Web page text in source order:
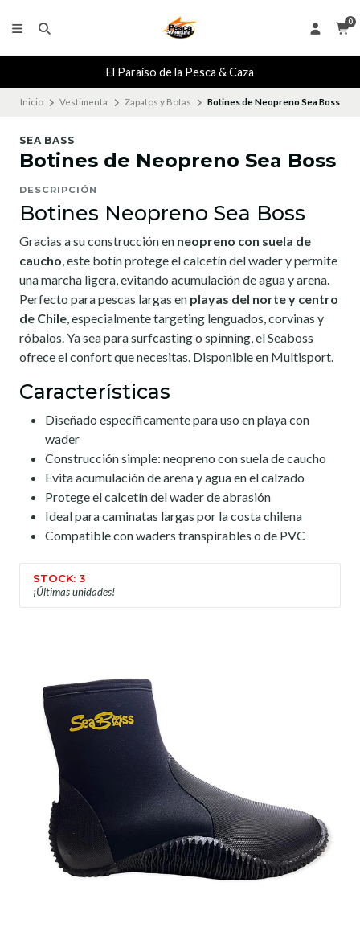
0
El Paraiso de la Pesca & Caza
Inicio Vestimenta Zapatos y Botas Botines de Neopreno Sea Boss
SEA BASS
Botines de Neopreno Sea Boss
DESCRIPCIÓN
Botines Neopreno Sea Boss
Gracias a su construcción en neopreno con suela de
caucho, este botín protege el calcetín del wader y permite
una marcha ligera, evitando acumulación de agua y arena.
Perfecto para pescas largas en playas del norte y centro
de Chile, especialmente targeting lenguados, corvinas y
róbalos. Ya sea para surfcasting o spinning, el Seaboss
ofrece el confort que necesitas. Disponible en Multisport.
Características
Diseñado específicamente para uso en playa con
wader
Construcción simple: neopreno con suela de caucho
Evita acumulación de arena y agua en el calzado
Protege el calcetín del wader de abrasión
Ideal para caminatas largas por la costa chilena
Compatible con waders transpirables o de PVC
STOCK: 3
¡Últimas unidades!